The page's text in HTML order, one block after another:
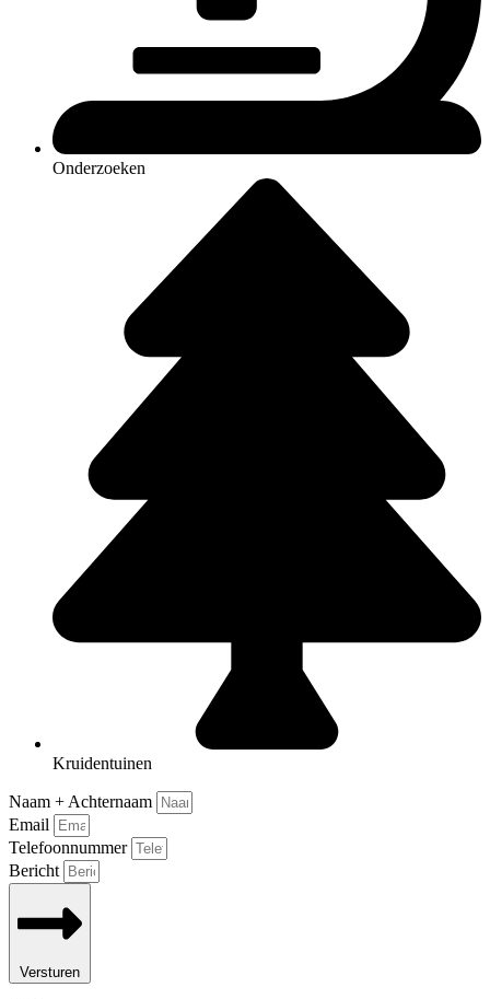
Onderzoeken
Kruidentuinen
Naam + Achternaam
Email
Telefoonnummer
Bericht
Versturen